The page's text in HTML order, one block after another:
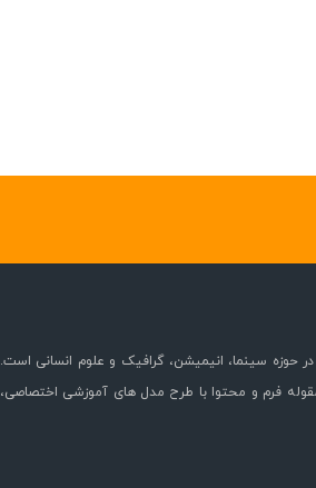
حوزه سینما، انیمیشن، گرافیک و علوم انسانی است.
فرم و محتوا با طرح مدل های آموزشی اختصاصی،